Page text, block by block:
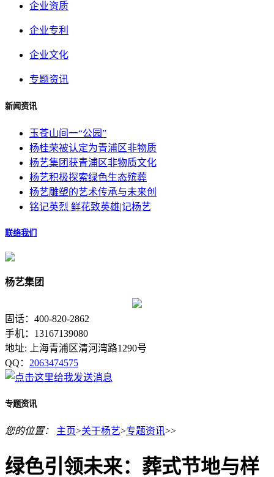
企业资质
企业专利
企业文化
专题资讯
新闻资讯
玉苍山间一“公园”
杨桂荣被认定为青浦区非物质
杨艺集团获青浦区非物质文化
杨艺积极探索绿色生态殡葬
杨艺雕塑的艺术传承与未来创
铭记英烈 鲜花致英雄|记杨艺
联络我们
杨艺集团
固话：400-820-2862
手机：13167139080
地址: 上海青浦区清河湾路1290号
QQ： 2063474575
专题资讯
您的位置： 主页>关于杨艺>专题资讯>>
绿色引领未来：葬式节地与样